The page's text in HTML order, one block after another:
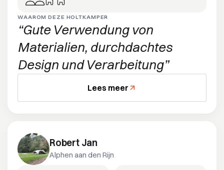
WAAROM DEZE HOLTKAMPER
Gute Verwendung von
Materialien, durchdachtes
Design und Verarbeitung
Lees meer
Robert Jan
Alphen aan den Rijn